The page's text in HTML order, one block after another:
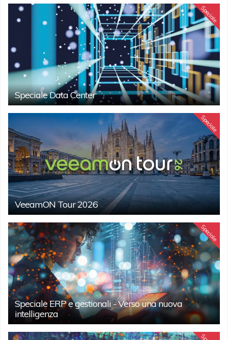
Speciale
Speciale Data Center
Speciale
VeeamON Tour 2026
Speciale
Speciale ERP e gestionali - Verso una nuova
intelligenza